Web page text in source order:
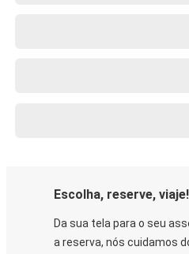
Escolha, reserve, viaje!
Da sua tela para o seu
a reserva, nós cuidamos